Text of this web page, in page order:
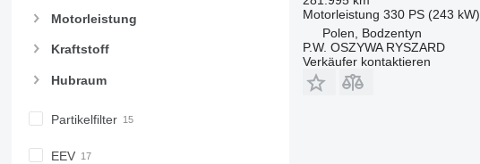
Motorleistung
Kraftstoff
Hubraum
Partikelfilter
EEV
Motorleistung 330 PS (243 kW)
Polen, Bodzentyn
P.W. OSZYWA RYSZARD
Verkäufer kontaktieren